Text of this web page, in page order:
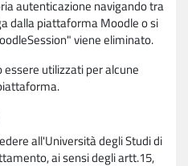
autenticazione navigando tra
dalla piattaforma Moodle o si
viene eliminato.
utilizzati per alcune
all'Università degli Studi di
ai sensi degli artt.15,